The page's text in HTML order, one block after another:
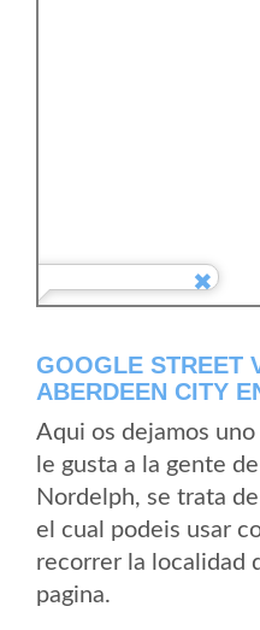
GOOGLE STREET
ABERDEEN CITY
Aqui os dejamos
le gusta a la gente
Nordelph, se trata
el cual podeis usar
recorrer la localidad
pagina.